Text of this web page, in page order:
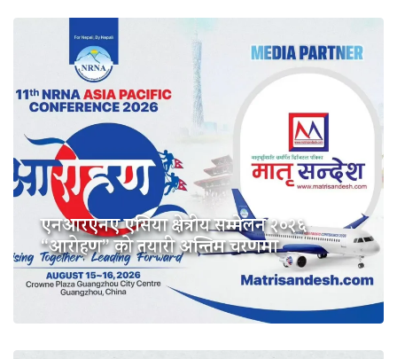
एनआरएनए एसिया क्षेत्रीय सम्मेलन २०२६
“आरोहण” को तयारी अन्तिम चरणमा